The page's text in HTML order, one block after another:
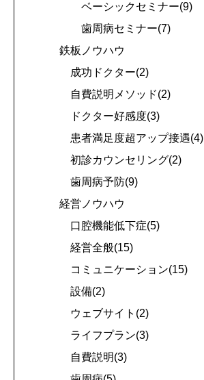
ベーシックセミナー(9)
歯周病セミナー(7)
鉄板ノウハウ
成功ドクター(2)
自費説明メソッド(2)
ドクター好感度(3)
患者満足度超アップ接遇(4)
初診カウンセリング(2)
歯周病予防(9)
経営ノウハウ
口腔機能低下症(5)
経営全般(15)
コミュニケーション(15)
設備(2)
ウェブサイト(2)
ライフプラン(3)
自費説明(3)